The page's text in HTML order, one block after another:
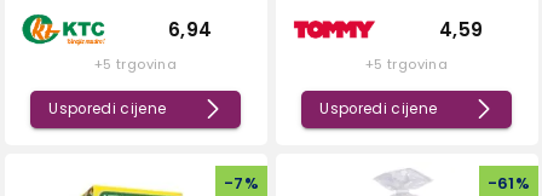
6,94
+5 trgovina
Usporedi cijene
4,59
+5 trgovina
Usporedi cijene
-7% -61%